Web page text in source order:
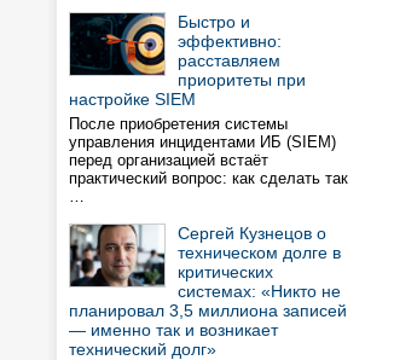
Быстро и
эффективно:
расставляем
приоритеты при
настройке SIEM
После приобретения системы
управления инцидентами ИБ (SIEM)
перед организацией встаёт
практический вопрос: как сделать так
…
Сергей Кузнецов о
техническом долге в
критических
системах: «Никто не
планировал 3,5 миллиона записей
— именно так и возникает
технический долг»